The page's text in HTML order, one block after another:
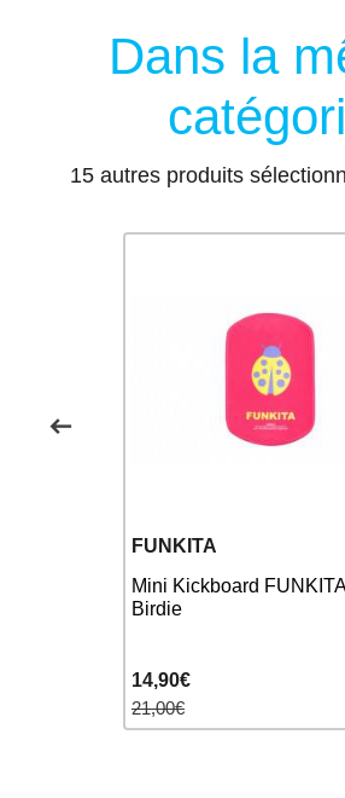
Dans la
15 autres produits
FUNKITA
Mini Kickboard
Birdie
14,90€
21,00€